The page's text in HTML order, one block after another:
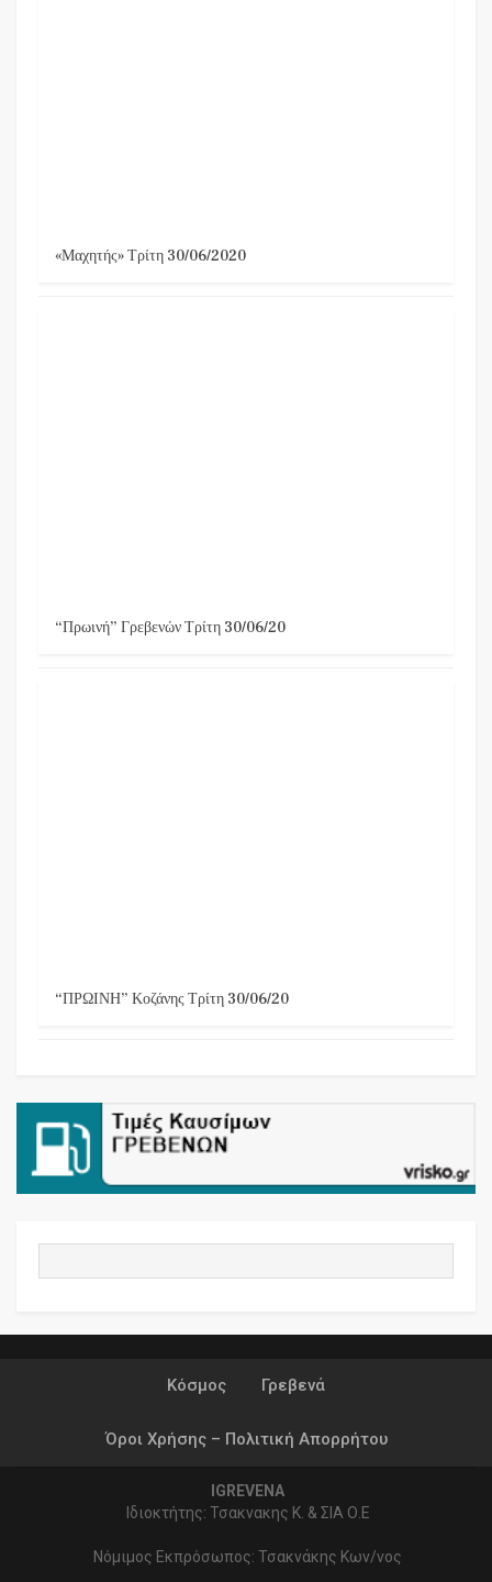
«Μαχητής» Τρίτη 30/06/2020
“Πρωινή” Γρεβενών Τρίτη 30/06/20
“ΠΡΩΙΝΗ” Κοζάνης Τρίτη 30/06/20
Κόσμος Γρεβενά
Όροι Χρήσης – Πολιτική Απορρήτου
IGREVENA
Ιδιοκτήτης: Τσακνακης Κ. & ΣΙΑ Ο.Ε
Νόμιμος Εκπρόσωπος: Τσακνάκης Κων/νος